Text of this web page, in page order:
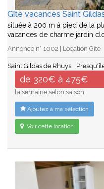
Gîte vacances Saint
située à 200 m à pied de la
vacances de charme jardin
Annonce n° 1002 | Location Gîte
Saint Gildas de Rhuys
de 320€ à 475€
la semaine selon saison
Ajoutez à ma sélection
Voir cette location